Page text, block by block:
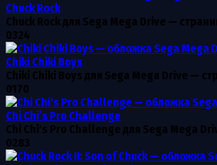
Chuck Rock
Chuck Rock для Sega Mega Drive —
0324
Chiki Chiki Boys
Chiki Chiki Boys для Sega Mega Drive —
0170
Chi Chi’s Pro Challenge
Chi Chi's Pro Challenge для Sega Mega
0283